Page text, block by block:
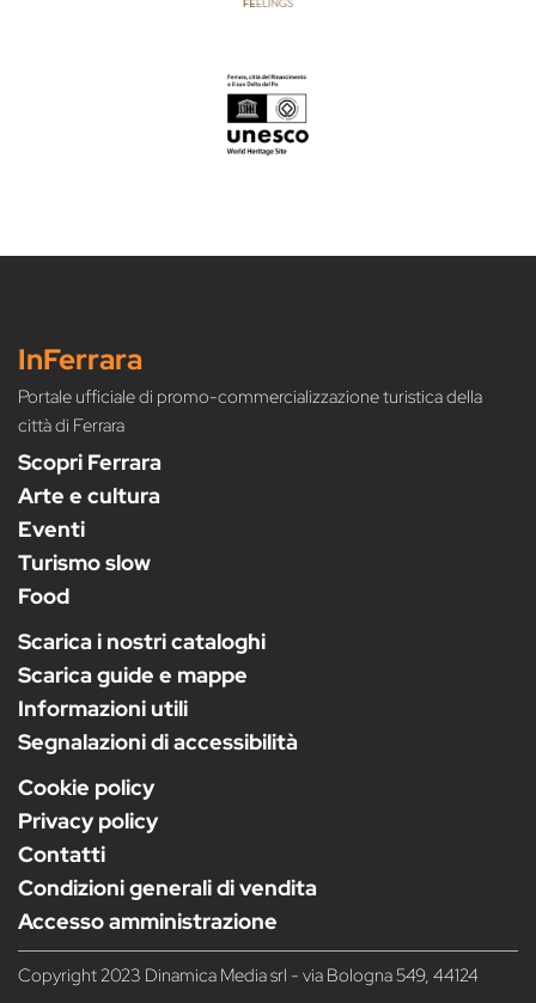
InFerrara
Portale ufficiale di promo-commercializzazione turistica della
città di Ferrara
Scopri Ferrara
Arte e cultura
Eventi
Turismo slow
Food
Scarica i nostri cataloghi
Scarica guide e mappe
Informazioni utili
Segnalazioni di accessibilità
Cookie policy
Privacy policy
Contatti
Condizioni generali di vendita
Accesso amministrazione
Copyright 2023 Dinamica Media srl - via Bologna 549, 44124